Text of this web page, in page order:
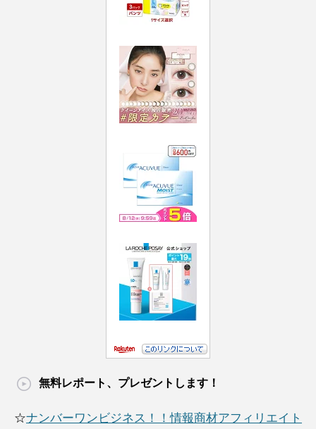
無料レポート、プレゼントします！
☆ナンバーワンビジネス！！情報商材アフィリエイト